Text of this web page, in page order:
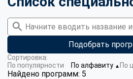
Подобрать
Найдено программ: 5
Сортировка:
По популярности
По алфавиту ▼ По